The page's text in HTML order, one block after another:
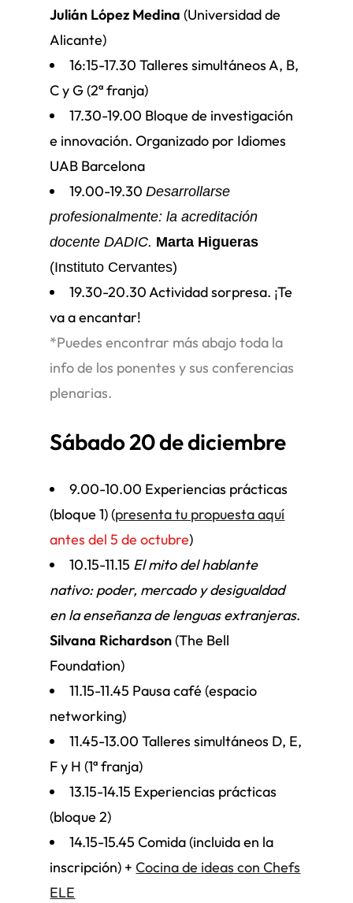
Julián López Medina(Universidad de
Alicante)
16:15-17.30 Talleres simultáneos A, B,
C y G (2ª franja)
17.30-19.00 Bloque de investigación
e innovación. Organizado por Idiomes
UAB Barcelona
19.00-19.30Desarrollarse
profesionalmente: la acreditación
docente DADIC. Marta Higueras
(Instituto Cervantes)
19.30-20.30 Actividad sorpresa. ¡Te
va a encantar!
*Puedes encontrar más abajo toda la
info de los ponentes y sus conferencias
plenarias.
Sábado 20 de diciembre
9.00-10.00 Experiencias prácticas
(bloque 1) (presenta tu propuestaaquí
antes del 5 de octubre)
10.15-11.15 El mito del hablante
nativo: poder, mercado y desigualdad
en la enseñanza de lenguas extranjeras.
Silvana Richardson(The Bell
Foundation)
11.15-11.45 Pausa café (espacio
networking)
11.45-13.00 Talleres simultáneos D, E,
F y H (1ª franja)
13.15-14.15 Experiencias prácticas
(bloque 2)
14.15-15.45 Comida (incluida en la
inscripción) +Cocina de ideas con Chefs
ELE